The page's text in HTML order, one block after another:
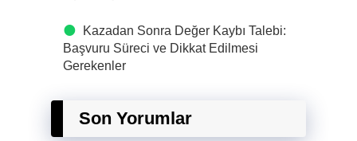
Kazadan Sonra Değer Kaybı Talebi:
Başvuru Süreci ve Dikkat Edilmesi
Gerekenler
Son Yorumlar